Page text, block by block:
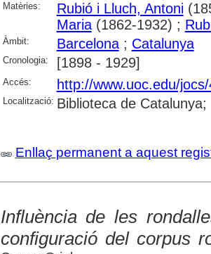
Matèries:
Rubió i Lluch, Antoni
Maria(1862-1932) ;
Àmbit: Barcelona; Catalunya
Cronologia: [1898 - 1929]
Accés: http://www.uoc.edu/
Localització: Biblioteca de
Enllaç permanent a aquest
Influència de les
configuració del corpus